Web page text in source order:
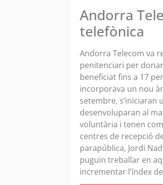
Andorra
telefònica
Andorra Telecom va
penitenciari per
beneficiat fins a 17
incorporava un nou
setembre, s’iniciaran
desenvoluparan al
voluntària i tenen
centres de recepció
parapública, Jordi
puguin treballar en
incrementar l’índex